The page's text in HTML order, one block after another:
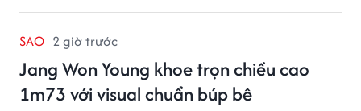
SAO 2 giờ trước
Jang Won Young khoe trọn chiều cao
1m73 với visual chuẩn búp bê